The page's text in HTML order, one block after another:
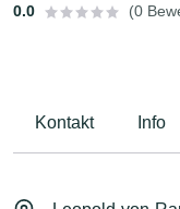
0.0 (0
Kontakt Info